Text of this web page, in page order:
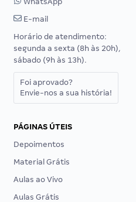
E-mail
Horário de atendimento:
segunda a sexta (8h às 20h),
sábado (9h às 13h).
Foi aprovado?
Envie-nos a sua história!
PÁGINAS ÚTEIS
Depoimentos
Material Grátis
Aulas ao Vivo
Aulas Grátis